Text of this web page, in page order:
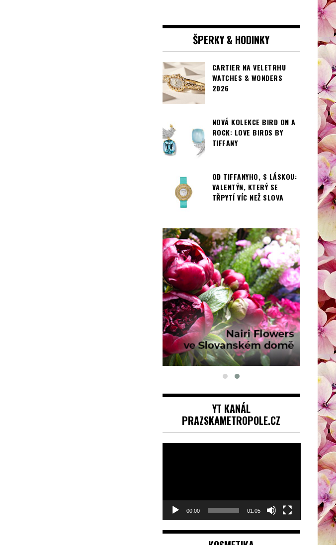
ŠPERKY & HODINKY
CARTIER NA VELETRHU
WATCHES & WONDERS
2026
NOVÁ KOLEKCE BIRD ON A
ROCK: LOVE BIRDS BY
TIFFANY
OD TIFFANYHO, S LÁSKOU:
VALENTÝN, KTERÝ SE
TŘPYTÍ VÍC NEŽ SLOVA
PRAZSKAMETROPOLE.CZ
přehrávač
KOSMETIKA